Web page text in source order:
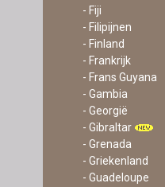
- Fiji
- Filipijnen
- Finland
- Frankrijk
- Frans Guyana
- Gambia
- Georgië
- Gibraltar
- Grenada
- Griekenland
- Guadeloupe